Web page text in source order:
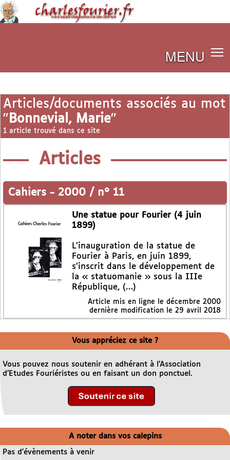
MENU
Articles/documents associés au mot
" Bonnevial, Marie"
1 article trouvé dans ce site
Articles
Cahiers - 2000 / n° 11
Une statue pour Fourier (4 juin
1899)
L’inauguration de la statue de
Fourier à Paris, en juin 1899,
s’inscrit dans le développement de
la « statuomanie » sous la IIIe
République, (…)
Article mis en ligne le décembre 2000
dernière modification le 29 avril 2018
Vous appréciez ce site ?
Vous pouvez nous soutenir en adhérant à l’Association
d’Etudes Fouriéristes ou en faisant un don ponctuel.
A noter dans vos calepins
Pas d’évènements à venir